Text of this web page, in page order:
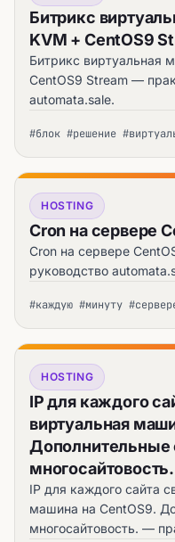
Битрикс
KVM + CentOS9
Битрикс виртуальная
CentOS9 Stream —
automata.sale.
#блок #решение
HOSTING
Cron на сервере
Cron на сервере
руководство
#каждую #минуту
HOSTING
IP для каждого
виртуальная
Дополнительные
многосайтовость.
IP для каждого сайта
машина на CentOS9.
многосайтовость. —